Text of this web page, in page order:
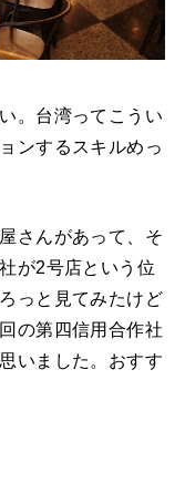
。台湾ってこうい
ンするスキルめっ
さんがあって、そ
が2号店という位
っと見てみたけど
の第四信用合作社
いました。おすす